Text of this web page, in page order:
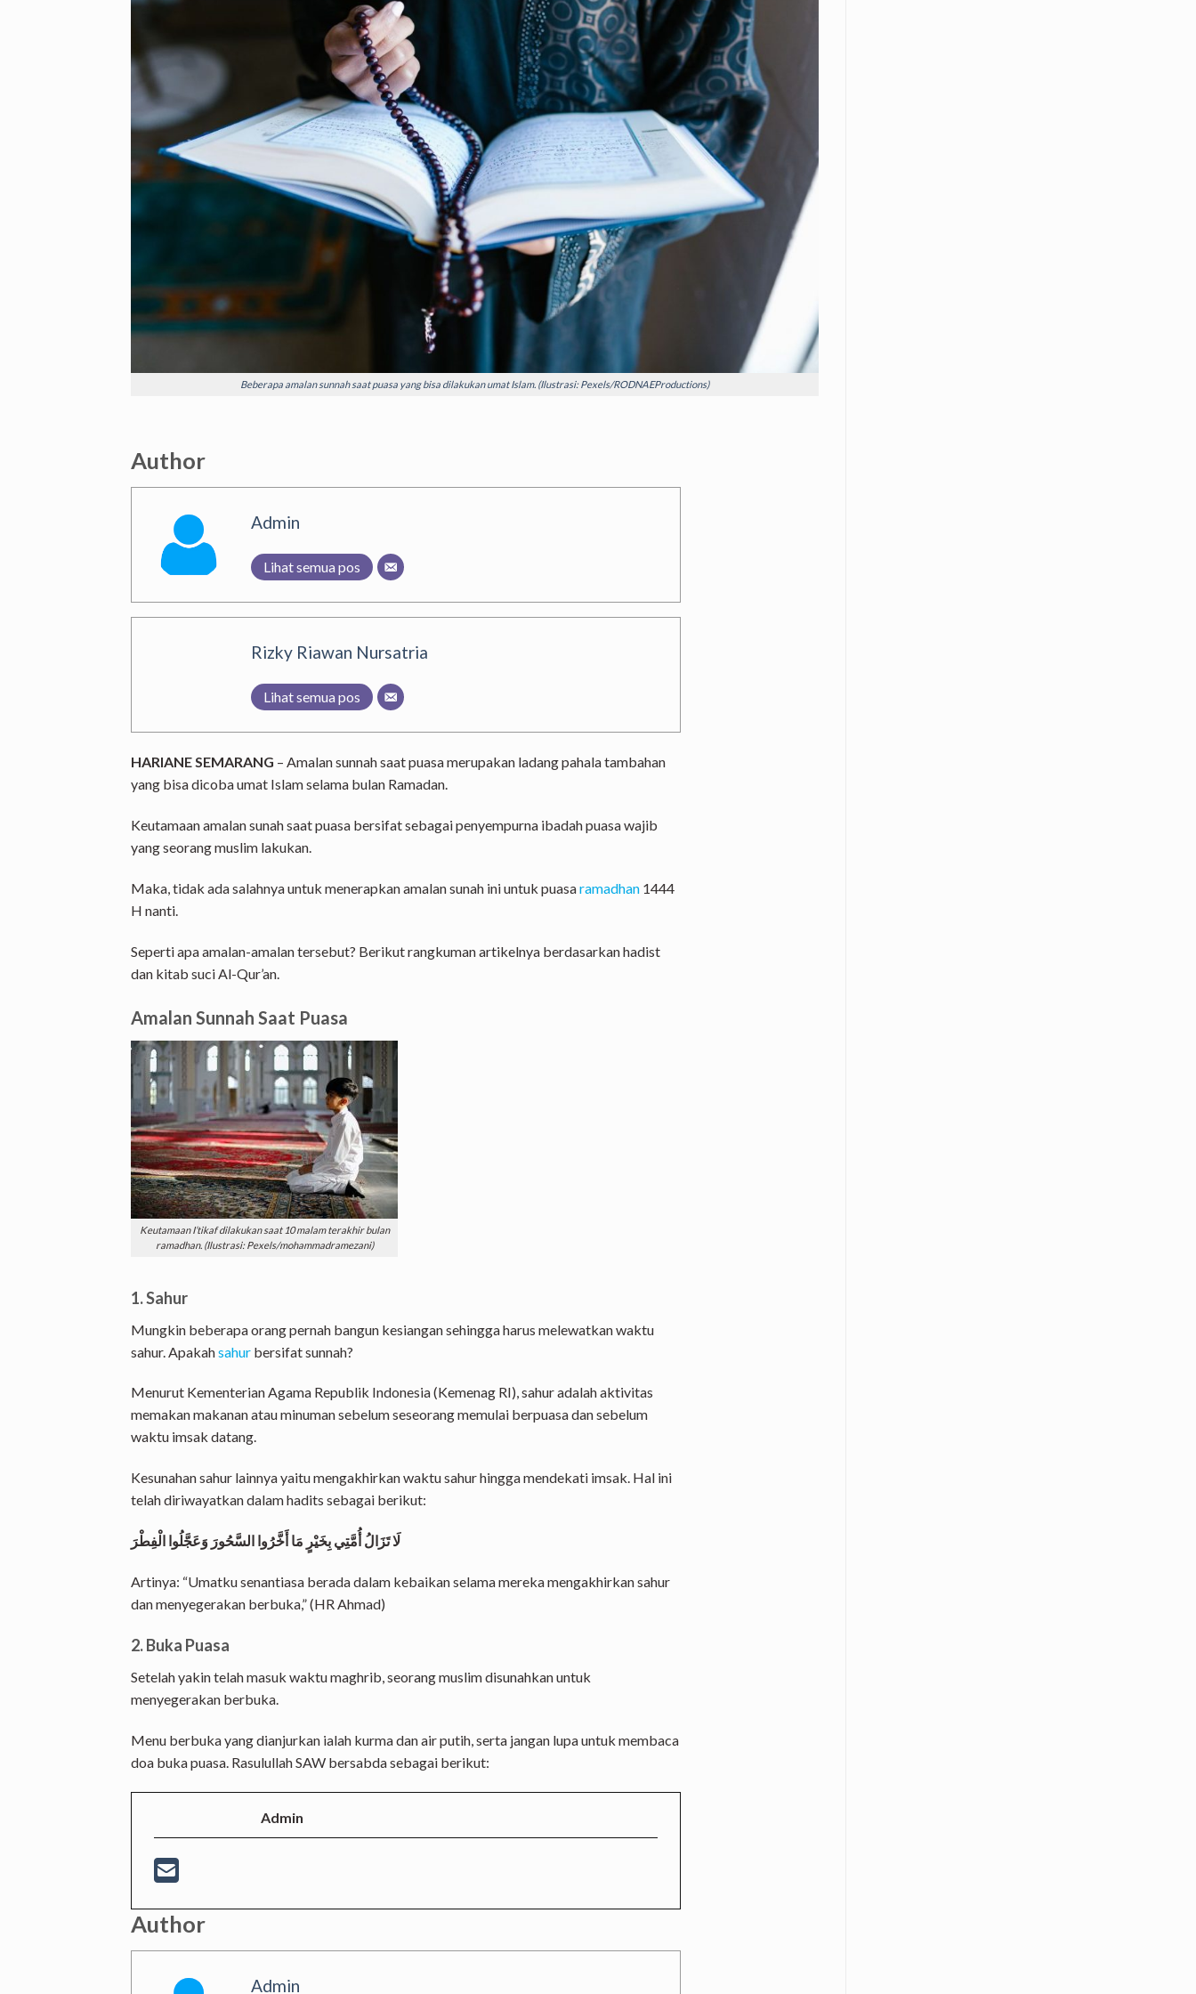
Beberapa amalan sunnah saat puasa yang bisa dilakukan umat Islam. (Ilustrasi: Pexels/RODNAEProductions)
Author
Admin
Lihat semua pos
Rizky Riawan Nursatria
Lihat semua pos
HARIANE SEMARANG – Amalan sunnah saat puasa merupakan ladang pahala tambahan
yang bisa dicoba umat Islam selama bulan Ramadan.
Keutamaan amalan sunah saat puasa bersifat sebagai penyempurna ibadah puasa wajib
yang seorang muslim lakukan.
Maka, tidak ada salahnya untuk menerapkan amalan sunah ini untuk puasaramadhan 1444
H nanti.
Seperti apa amalan-amalan tersebut? Berikut rangkuman artikelnya berdasarkan hadist
dan kitab suci Al-Qur’an.
Amalan Sunnah Saat Puasa
Keutamaan I’tikaf dilakukan saat 10 malam terakhir bulan
ramadhan. (Ilustrasi: Pexels/mohammadramezani)
1. Sahur
Mungkin beberapa orang pernah bangun kesiangan sehingga harus melewatkan waktu
sahur. Apakahsahur bersifat sunnah?
Menurut Kementerian Agama Republik Indonesia (Kemenag RI), sahur adalah aktivitas
memakan makanan atau minuman sebelum seseorang memulai berpuasa dan sebelum
waktu imsak datang.
Kesunahan sahur lainnya yaitu mengakhirkan waktu sahur hingga mendekati imsak. Hal ini
telah diriwayatkan dalam hadits sebagai berikut:
Artinya: “Umatku senantiasa berada dalam kebaikan selama mereka mengakhirkan sahur
dan menyegerakan berbuka,” (HR Ahmad)
2. Buka Puasa
Setelah yakin telah masuk waktu maghrib, seorang muslim disunahkan untuk
menyegerakan berbuka.
Menu berbuka yang dianjurkan ialah kurma dan air putih, serta jangan lupa untuk membaca
doa buka puasa. Rasulullah SAW bersabda sebagai berikut:
Admin
Author
Admin